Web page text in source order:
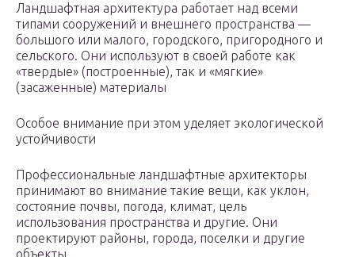
Ландшафтная архитектура работает над всеми
типами сооружений и внешнего пространства —
большого или малого, городского, пригородного и
сельского. Они используют в своей работе как
«твердые» (построенные), так и «мягкие»
(засаженные) материалы
Особое внимание при этом уделяет экологической
устойчивости
Профессиональные ландшафтные архитекторы
принимают во внимание такие вещи, как уклон,
состояние почвы, погода, климат, цель
использования пространства и другие. Они
проектируют районы, города, поселки и другие
объекты,